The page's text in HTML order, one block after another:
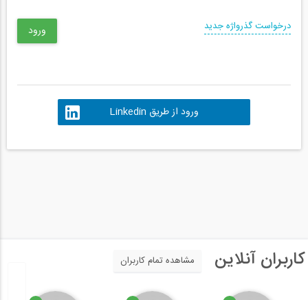
درخواست گذرواژه جدید
ورود از طریق Linkedin
کاربران آنلاین مشاهده تمام کاربران